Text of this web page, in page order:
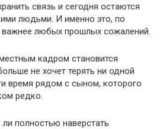
связь и сегодня остаются
людьми. И именно это, по
любых прошлых сожалений.
кадром становится
не хочет терять ни одной
время рядом с сыном, которого
редко.
полностью наверстать